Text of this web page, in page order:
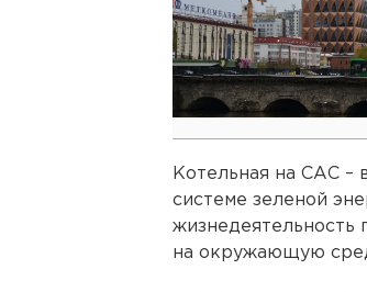
Котельная на САС –
системе зеленой
жизнедеятельность
на окружающую